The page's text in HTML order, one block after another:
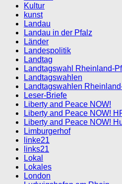
Kultur
kunst
Landau
Landau in der Pfalz
Länder
Landespolitik
Landtag
Landtagswahl Rheinland-
Landtagswahlen
Landtagswahlen
Leser-Briefe
Liberty and Peace NOW!
Liberty and Peace NOW!
Liberty and Peace NOW!
Limburgerhof
linke21
links21
Lokal
Lokales
London